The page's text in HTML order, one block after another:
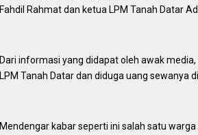
Fahdil Rahmat dan ketua LPM Tanah Datar
Dari informasi yang didapat oleh awak
LPM Tanah Datar dan diduga uang sewanya
Mendengar kabar seperti ini salah satu